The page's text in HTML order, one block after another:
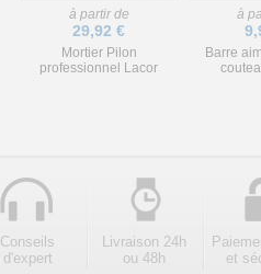
à partir de
29,92 €
Mortier Pilon
professionnel Lacor
à
Barre
Conseils
d'expert
Livraison 24h
ou 48h
et